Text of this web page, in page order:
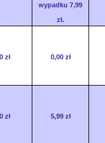
wypadku 7,99
zł.
zł 0,00 zł
zł 5,99 zł